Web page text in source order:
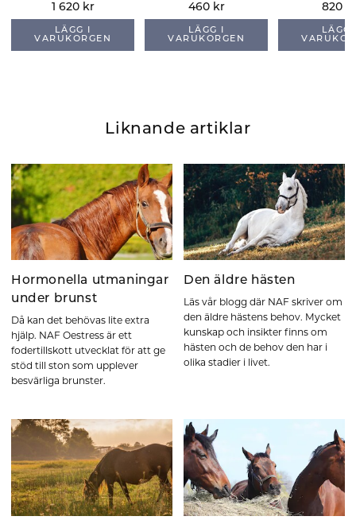
1 620 kr
LÄGG I
VARUKORGEN
460 kr
LÄGG I
VARUKORGEN
820
LÄGG
Liknande artiklar
Hormonella utmaningar
under brunst
Då kan det behövas lite extra
hjälp. NAF Oestress är ett
fodertillskott utvecklat för att ge
stöd till ston som upplever
besvärliga brunster.
Den äldre hästen
Läs vår blogg där NAF skriver om
den äldre hästens behov. Mycket
kunskap och insikter finns om
hästen och de behov den har i
olika stadier i livet.